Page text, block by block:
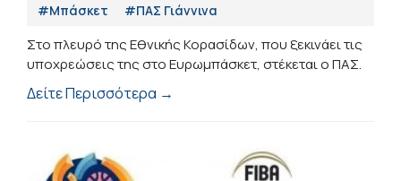
#Μπάσκετ
#ΠΑΣ Γιάννινα
Στο πλευρό της Εθνικής Κορασίδων, που ξεκινάει τις
υποχρεώσεις της στο Ευρωμπάσκετ, στέκεται ο ΠΑΣ.
Δείτε Περισσότερα →